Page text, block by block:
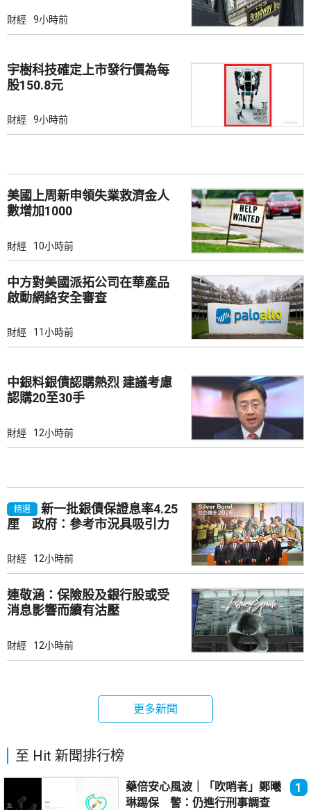
財經 9小時前
宇樹科技確定上市發行價為每
股150.8元
財經 9小時前
美國上周新申領失業救濟金人
數增加1000
財經 10小時前
中方對美國派拓公司在華產品
啟動網絡安全審查
財經 11小時前
中銀料銀債認購熱烈 建議考慮
認購20至30手
財經 12小時前
精選
新一批銀債保證息率4.25
厘 政府：參考市況具吸引力
財經 12小時前
連敬涵：保險股及銀行股或受
消息影響而續有沽壓
財經 12小時前
更多新聞
至 Hit 新聞排行榜
藥倍安心風波｜「吹哨者」鄭曦
琳踢保 警：仍進行刑事調查
1